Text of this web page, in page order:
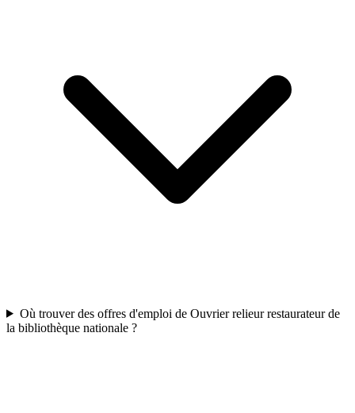
Où trouver des offres d'emploi de Ouvrier relieur restaurateur de
la bibliothèque nationale ?